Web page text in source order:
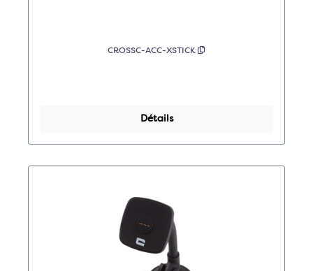
CROSSC-ACC-XSTICK
Détails